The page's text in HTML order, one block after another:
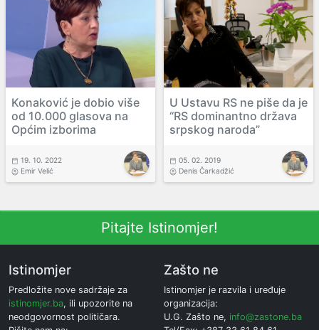
Konaković je dobio više
od 10.000 glasova na
Općim izborima
19. 10. 2022
Emir Velić
U Ustavu RS ne piše da je
“RS dominantno država
srpskog naroda”
05. 02. 2019
Denis Čarkadžić
Pitajte Istinomjer!
Istinomjer
Predložite nove sadržaje za
istinomjer.ba, ili upozorite na
neodgovornost političara.
Zašto ne
Istinomjer je razvila i uređuje
organizacija:
U.G. Zašto ne, info@zastone.ba